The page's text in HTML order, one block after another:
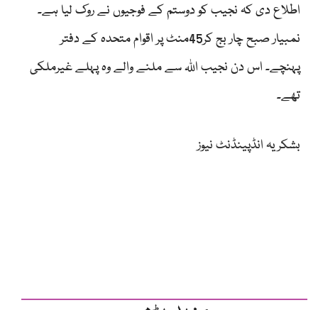
اطلاع دی کہ نجیب کو دوستم کے فوجیوں نے روک لیا ہے۔
نمبیار صبح چار بج کر45منٹ پر اقوام متحدہ کے دفتر
پہنچے۔ اس دن نجیب اللہ سے ملنے والے وہ پہلے غیرملکی
تھے۔
بشکریہ انڈپینڈنٹ نیوز